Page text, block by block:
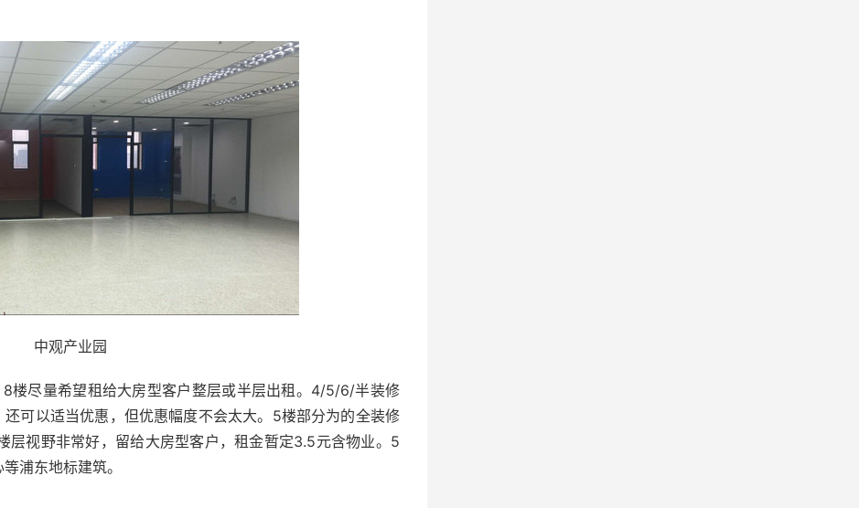
中观产业园
楼尽量希望租给大房型客户整层或半层出租。4/5/6/半装修
可以适当优惠，但优惠幅度不会太大。5楼部分为的全装修
层视野非常好，留给大房型客户，租金暂定3.5元含物业。5
浦东地标建筑。